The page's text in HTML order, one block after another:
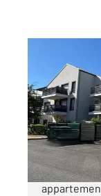
CLAYE
58,07 m2, 3
Ref : 2584
Nichée au